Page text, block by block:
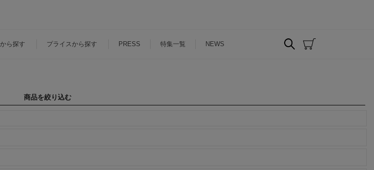
から探す プライス から探す PRESS 特集一覧 NEWS
商品を絞り込む